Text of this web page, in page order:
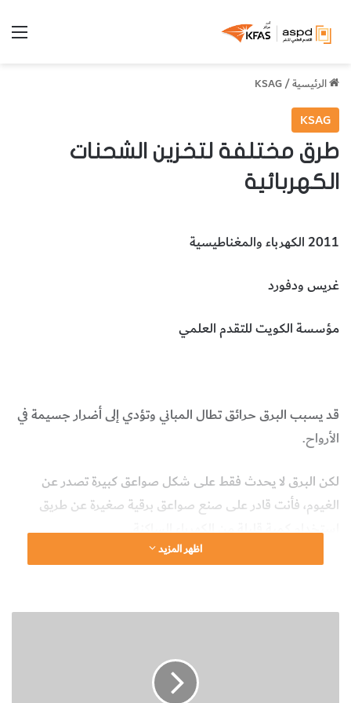
الرئيسية/
KSAG
KSAG
طرق مختلفة لتخزين الشحنات
الكهربائية
2011 الكهرباء والمغناطيسية
غريس ودفورد
مؤسسة الكويت للتقدم العلمي
قد يسبب البرق حرائق تطال المباني وتؤدي إلى أضرار جسيمة في
الأرواح.
لكن البرق لا يحدث فقط على شكل صواعق كبيرة تصدر عن
الغيوم، فأنت قادر على صنع صواعق برقية صغيرة عن طريق
استخدام كمية قليلة من الكهرباء الساكنة.
قبل أن يخترع " فولتا " المُركِّمات وقبل أن يفهم الناس التيار
الساكنة.
اظهر المزيد